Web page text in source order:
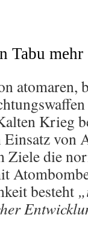
Tabu mehr
atomaren,
Krieg
von
Ziele die
besteht